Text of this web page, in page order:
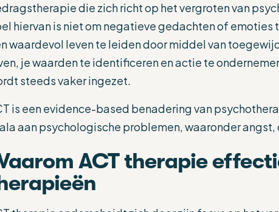
die zich richt op het vergroten van
hiervan is niet om negatieve gedachten of emoties
waardevol leven te leiden door middel van
je waarden te identificeren en actie te
steeds vaker ingezet.
is een evidence-based benadering van
aan psychologische problemen, waaronder
ACT therapie